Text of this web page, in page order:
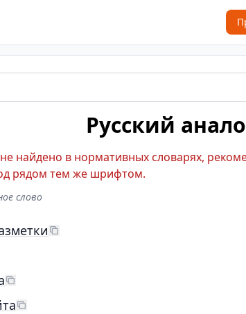
Русский
найдено в нормативных словарях,
рядом тем же шрифтом.
слово